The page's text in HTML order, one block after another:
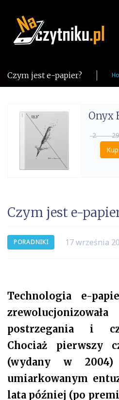
content
Czym jest e-papier?
Onyx
2
Czym jest e-
PORADNIKI 17 września
Technologia e-
postrzegania i
Chociaż pierwszy
(wydany w
umiarkowanym
lata później (po